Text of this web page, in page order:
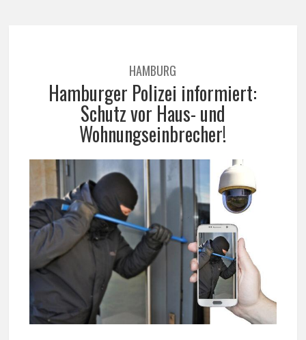
HAMBURG
Hamburger Polizei informiert:
Schutz vor Haus- und
Wohnungseinbrecher!